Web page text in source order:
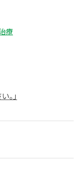
療
。」